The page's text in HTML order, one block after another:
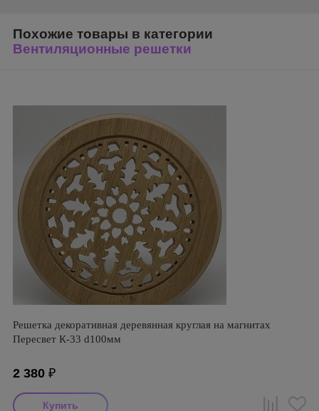
Похожие товары в категории
Вентиляционные решетки
Решетка декоративная деревянная круглая на магнитах
Пересвет К-33 d100мм
2 380 ₽